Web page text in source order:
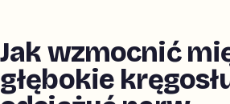
Jak wzmocnić
głębokie